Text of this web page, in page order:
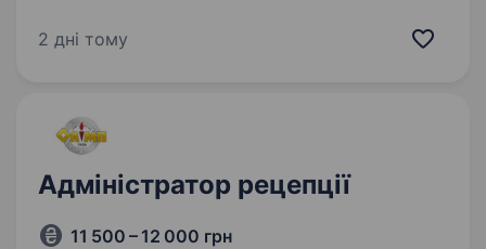
відповідального та ініціативного співробітника
2 дні тому
Адміністратор рецепції
11 500 – 12 000 грн